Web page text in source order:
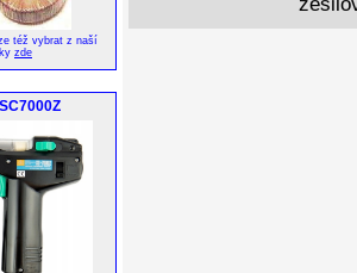
též vybrat z naší
zde